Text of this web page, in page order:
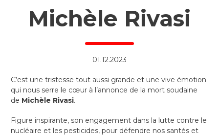
Michèle Rivasi
01.12.2023
C’est une tristesse tout aussi grande et une vive émotion
qui nous serre le cœur à l’annonce de la mort soudaine
de Michèle Rivasi.
Figure inspirante, son engagement dans la lutte contre le
nucléaire et les pesticides, pour défendre nos santés et